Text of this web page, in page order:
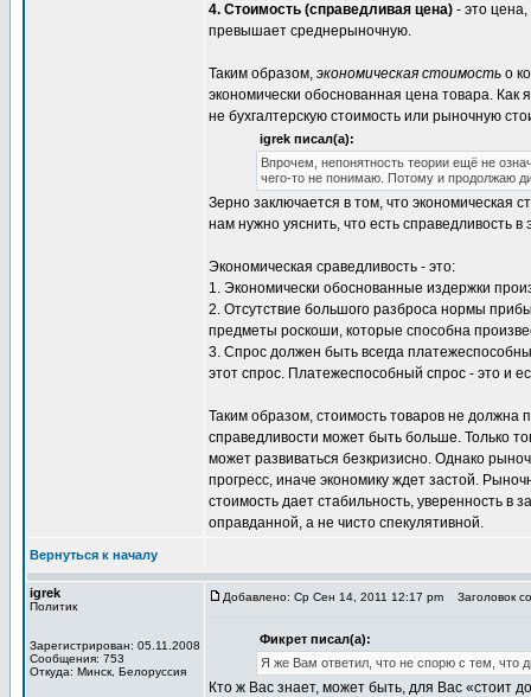
4. Стоимость (справедливая цена) - это
превышает среднерыночную.
Таким образом, экономическая стоимость о
экономически обоснованная цена товара.
не бухгалтерскую стоимость или рыночную
igrek писал(а):
Впрочем, непонятность теории ещё не
чего-то не понимаю. Потому и продолжаю
Зерно заключается в том, что экономическая
нам нужно уяснить, что есть справедливость
Экономическая сраведливость - это:
1. Экономически обоснованные издержки
2. Отсутствие большого разброса нормы
предметы роскоши, которые способна
3. Спрос должен быть всегда
этот спрос. Платежеспособный спрос - это и
Таким образом, стоимость товаров не должна
справедливости может быть больше. Только
может развиваться безкризисно. Однако
прогресс, иначе экономику ждет застой.
стоимость дает стабильность, уверенность
оправданной, а не чисто спекулятивной.
Вернуться к началу
igrek
Политик
Зарегистрирован: 05.11.2008
Сообщения: 753
Откуда: Минск, Белоруссия
Добавлено: Ср Сен 14, 2011 12:17 pm Заголовок
Фикрет писал(а):
Я же Вам ответил, что не спорю с тем, что
Кто ж Вас знает, может быть, для Вас «стоит